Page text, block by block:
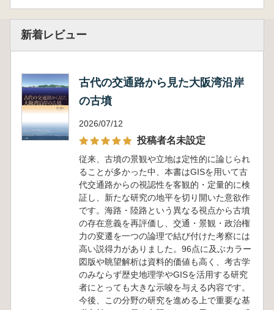
新着レビュー
古代の交通路から見た大阪湾沿岸
の古墳
2026/07/12
投稿者名未設定
従来、古墳の景観や立地は定性的に論じられ
ることが多かった中、本書はGISを用いて古
代交通路からの視認性を客観的・定量的に検
証し、新たな研究の地平を切り開いた意欲作
です。海路・陸路という異なる視点から古墳
の存在意義を再評価し、交通・景観・政治権
力の変遷を一つの論理で結び付けた考察には
高い説得力がありました。96点に及ぶカラー
図版や眺望解析は資料的価値も高く、考古学
のみならず歴史地理学やGISを活用する研究
者にとっても大きな示唆を与える内容です。
今後、この分野の研究を進める上で重要な基